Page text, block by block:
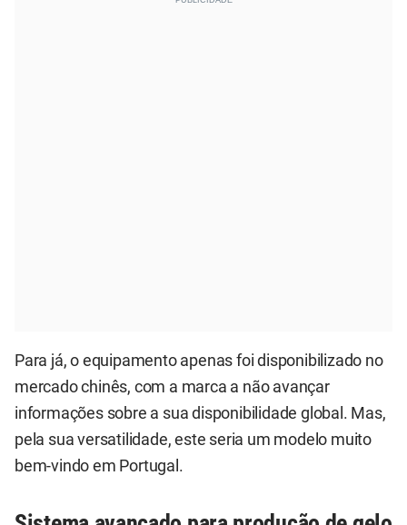
Para já, o equipamento apenas foi disponibilizado no
mercado chinês, com a marca a não avançar
informações sobre a sua disponibilidade global. Mas,
pela sua versatilidade, este seria um modelo muito
bem-vindo em Portugal.